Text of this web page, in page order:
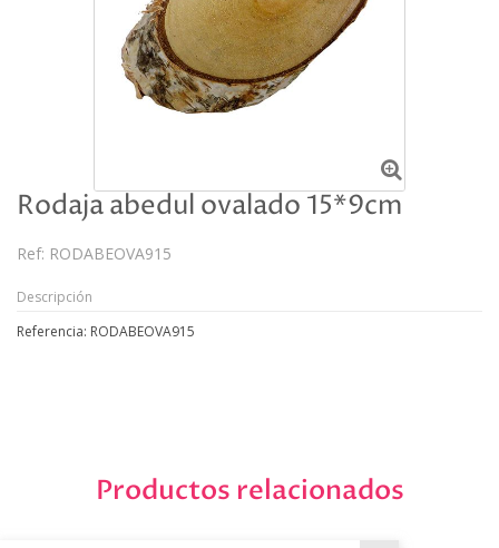
Rodaja abedul ovalado 15*9cm
Ref: RODABEOVA915
Descripción
Referencia: RODABEOVA915
Productos relacionados